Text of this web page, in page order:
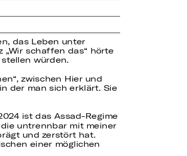
das Leben unter
schaffen das“ hörte
würden.
zwischen Hier und
der man sich erklärt. Sie
ist das Assad-Regime
untrennbar mit meiner
und zerstört hat.
einer möglichen